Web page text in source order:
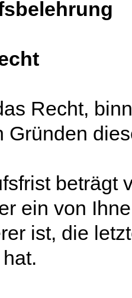
Recht,
Gründen
beträgt
ein von
ist, die